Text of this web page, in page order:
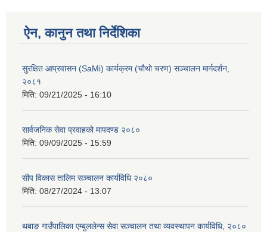
ऐन, कानुन तथा निर्देशिका
सुरक्षित आप्रवासन (SaMi) कार्यक्रम (चौथो चरण) सञ्चालन मार्गदर्शन,
२०८१
मिति: 09/21/2025 - 16:10
सार्वजनिक सेवा प्रवाहको मापदण्ड २०८०
मिति: 09/09/2025 - 15:59
सीप विकास तालिम सञ्चालन कार्यविधि २०८०
मिति: 08/27/2024 - 13:07
थबाङ गाउँपालिका एम्बुललेन्स सेवा सञ्चालन तथा व्यवस्थापन कार्यविधि, २०८०